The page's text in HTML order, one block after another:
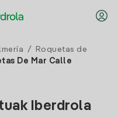
/
Roquetas de
De Mar Calle
Iberdrola